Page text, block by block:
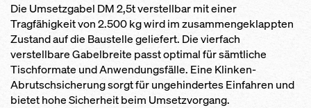
Die Umsetzgabel DM 2,5t verstellbar mit einer
Tragfähigkeit von 2.500 kg wird im zusammengeklappten
Zustand auf die Baustelle geliefert. Die vierfach
verstellbare Gabelbreite passt optimal für sämtliche
Tischformate und Anwendungsfälle. Eine Klinken-
Abrutschsicherung sorgt für ungehindertes Einfahren und
bietet hohe Sicherheit beim Umsetzvorgang.